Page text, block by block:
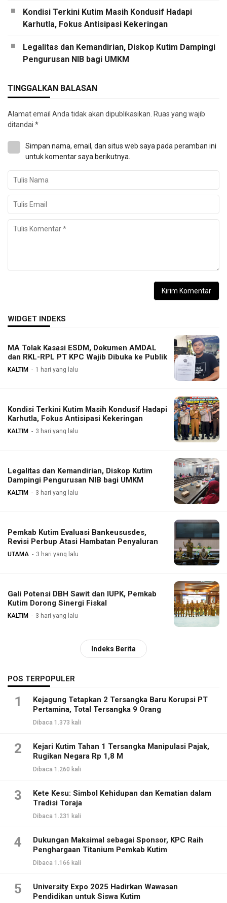
Kondisi Terkini Kutim Masih Kondusif Hadapi
Karhutla, Fokus Antisipasi Kekeringan
Legalitas dan Kemandirian, Diskop Kutim Dampingi
Pengurusan NIB bagi UMKM
TINGGALKAN BALASAN
Alamat email Anda tidak akan dipublikasikan. Ruas yang wajib
ditandai *
Simpan nama, email, dan situs web saya pada peramban ini
untuk komentar saya berikutnya.
WIDGET INDEKS
MA Tolak Kasasi ESDM, Dokumen AMDAL
dan RKL-RPL PT KPC Wajib Dibuka ke Publik
KALTIM 1 hari yang lalu
Kondisi Terkini Kutim Masih Kondusif Hadapi
Karhutla, Fokus Antisipasi Kekeringan
KALTIM 3 hari yang lalu
Legalitas dan Kemandirian, Diskop Kutim
Dampingi Pengurusan NIB bagi UMKM
KALTIM 3 hari yang lalu
Pemkab Kutim Evaluasi Bankeususdes,
Revisi Perbup Atasi Hambatan Penyaluran
UTAMA 3 hari yang lalu
Gali Potensi DBH Sawit dan IUPK, Pemkab
Kutim Dorong Sinergi Fiskal
KALTIM 3 hari yang lalu
Indeks Berita
POS TERPOPULER
1
Kejagung Tetapkan 2 Tersangka Baru Korupsi PT
Pertamina, Total Tersangka 9 Orang
Dibaca 1.373 kali
2
Kejari Kutim Tahan 1 Tersangka Manipulasi Pajak,
Rugikan Negara Rp 1,8 M
Dibaca 1.260 kali
3
Kete Kesu: Simbol Kehidupan dan Kematian dalam
Tradisi Toraja
Dibaca 1.231 kali
4
Dukungan Maksimal sebagai Sponsor, KPC Raih
Penghargaan Titanium Pemkab Kutim
Dibaca 1.166 kali
5
University Expo 2025 Hadirkan Wawasan
Pendidikan untuk Siswa Kutim